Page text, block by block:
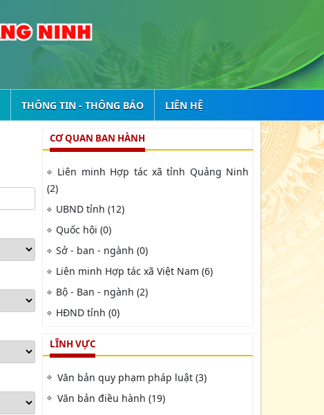
THÔNG TIN - THÔNG BÁO LIÊN HỆ
CƠ QUAN BAN HÀNH
Liên minh Hợp tác xã tỉnh Quảng Ninh
(2)
UBND tỉnh (12)
Quốc hội (0)
Sở - ban - ngành (0)
Liên minh Hợp tác xã Việt Nam (6)
Bộ - Ban - ngành (2)
HĐND tỉnh (0)
LĨNH VỰC
Văn bản quy phạm pháp luật (3)
Văn bản điều hành (19)